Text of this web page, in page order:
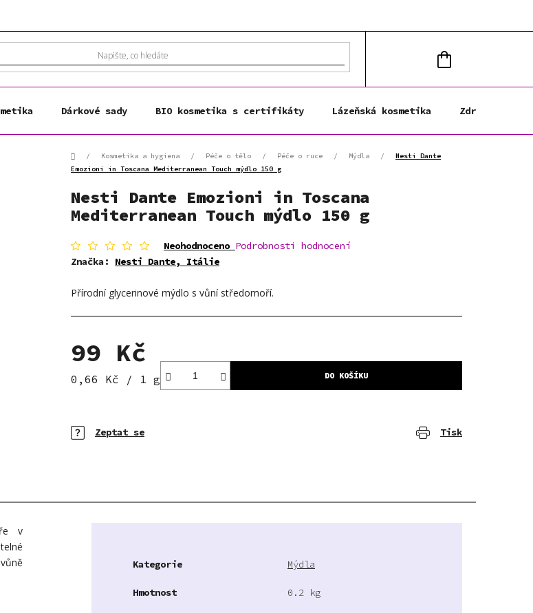
KOŠÍK
Dárkové sady BIO kosmetika s certifikáty Lázeňská kosmetika Zdravá výživa
Domů/ Kosmetika a hygiena / Péče o tělo / Péče o ruce / Mýdla /
Nesti Dante
Emozioni in Toscana Mediterranean Touch mýdlo 150 g
Nesti Dante Emozioni in Toscana
Mediterranean Touch mýdlo 150 g
Průměrné
hodnocení
produktu
0,0
5
Neohodnoceno Podrobnosti hodnocení
Značka: Nesti Dante, Itálie
Přírodní glycerinové mýdlo s vůní středomoří.
99 Kč
Měrná cena:
0,66 Kč / 1 g DO KOŠÍKU
Tisk
Zeptat se
v
Kategorie Mýdla
Hmotnost 0.2 kg